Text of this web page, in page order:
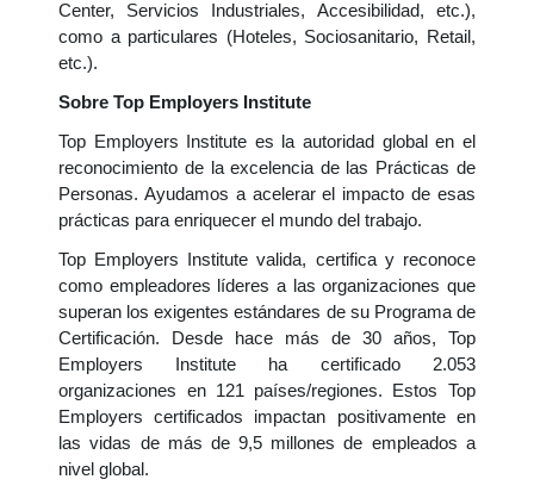
Center, Servicios Industriales, Accesibilidad, etc.),
como a particulares (Hoteles, Sociosanitario, Retail,
etc.).
Sobre Top Employers Institute
Top Employers Institute es la autoridad global en el
reconocimiento de la excelencia de las Prácticas de
Personas. Ayudamos a acelerar el impacto de esas
prácticas para enriquecer el mundo del trabajo.
Top Employers Institute valida, certifica y reconoce
como empleadores líderes a las organizaciones que
superan los exigentes estándares de su Programa de
Certificación. Desde hace más de 30 años, Top
Employers Institute ha certificado 2.053
organizaciones en 121 países/regiones. Estos Top
Employers certificados impactan positivamente en
las vidas de más de 9,5 millones de empleados a
nivel global.